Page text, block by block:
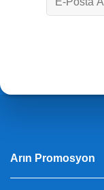
Arın Promosyon